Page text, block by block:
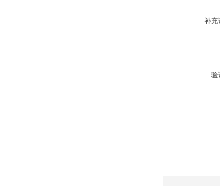
补充
验